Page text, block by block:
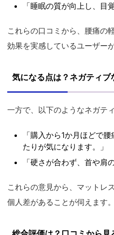
「睡眠の質が向上し、目
これらの口コミから、腰痛の
効果を実感しているユーザー
気になる点は？ネガティブ
一方で、以下のようなネガテ
「購入から1か月ほどで
たりが気になります。」
「硬さが合わず、首や肩
これらの意見から、マットレ
個人差があることが伺えます。